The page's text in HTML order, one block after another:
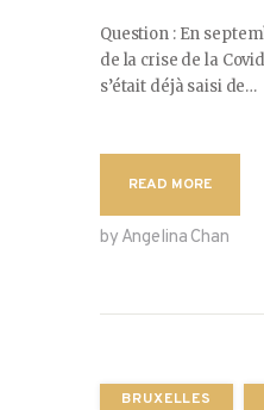
Question : En
de la crise de la
s’était déjà saisi de…
READ MORE
by Angelina Chan
BRUXELLES